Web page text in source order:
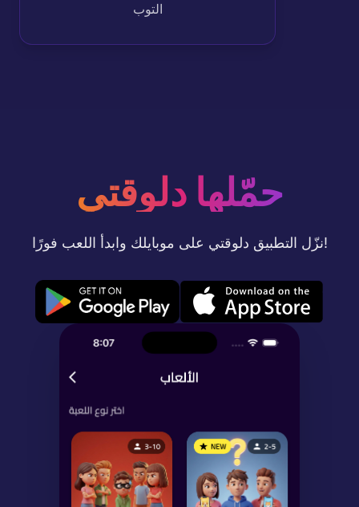
التوب
حمّلها دلوقتي
نزّل التطبيق دلوقتي على موبايلك وابدأ اللعب فورًا!